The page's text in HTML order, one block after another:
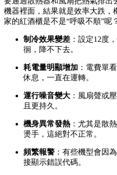
機器裡面，結果就是效率大跌，
家的紅酒櫃是不是“呼吸不順”呢
制冷效果變差 ：設定12度
徊，降不下去。
耗電量明顯增加 ：電費單
休息，一直在運轉。
運行噪音變大 ：風扇聲或
且更持久。
機身異常發熱 ：尤其是散
燙手，這絕對不正常。
頻繁報警 ：有些機型會因
接顯示錯誤代碼。